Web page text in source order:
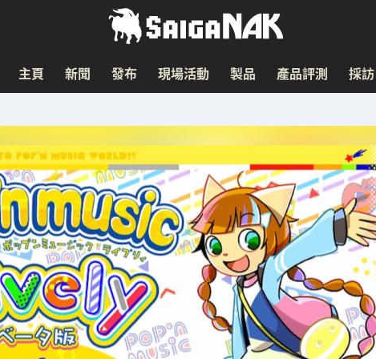
主頁 新聞 發布 現場活動 製品 產品評測 採訪